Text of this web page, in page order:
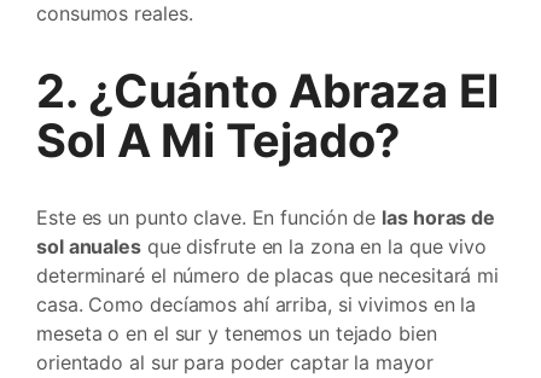
consumos reales.
2. ¿Cuánto Abraza El
Sol A Mi Tejado?
Este es un punto clave. En función de las horas de
sol anualesque disfrute en la zona en la que vivo
determinaré el número de placas que necesitará mi
casa. Como decíamos ahí arriba, si vivimos en la
meseta o en el sur y tenemos un tejado bien
orientado al sur para poder captar la mayor